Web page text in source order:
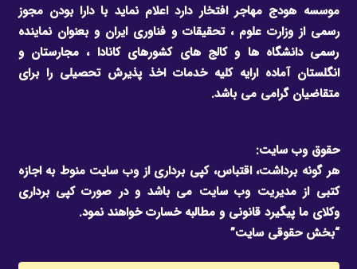
موسسه هودج مهاجر افتخار دارد اعلام نماید با دارا بودن مجوز
رسمی از وزارت علوم ، تحقیقات و فناوری ایران و بعنوان نماینده
رسمی دانشگاه ها و کالج های کشورهای کانادا ، مجارستان و
انگلستان آماده ارایه کلیه خدمات اخذ پذیرش تحصیلی را برای
متقاضیان گرامی می باشد.
حقوق وب سایت:
هر گونه برداشت، اقتباس، کپی برداری از وب سایت منوط به اجازه
کتبی از مدیریت وب سایت می باشد و در صورت کپی برداری
وکلای ما پیگیرد قانونی و مطالبه خسارت خواهند نمود.
“بخش حقوقی سایت”